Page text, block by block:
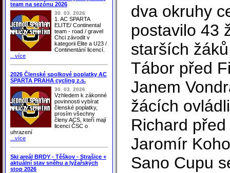
team na sezónu 2026
30. 03. 2026
1. AC SPARTA
ELITE/ Continental
team - road / gravel
Chci závodit v
kategorii Elite a U23 /
Continentání licencí.
...více
2026 Členské spolkové poplatky AC
SPARTA PRAHA cycling z.s.
30. 03. 2026
Vzhledem k zákonné
povinnosti vybírat
členské poplatky,
prosím všechny
členy ACS, kteří mají
licenci ČSC o
uhrazení
...více
Ski areál BRDY - Těškov - Strašice +
aktuální stav sněhu a lyžařských
stop 2026
dva okruhy
postavilo 43
starších
Tábor před
Janem
žácích
Richard
Jaromír
Sano Cupu